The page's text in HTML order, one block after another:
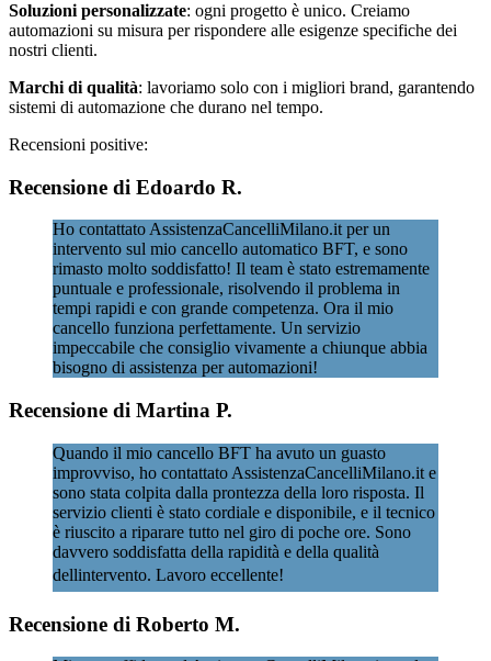
Soluzioni personalizzate: ogni progetto è unico. Creiamo
automazioni su misura per rispondere alle esigenze specifiche dei
nostri clienti.
Marchi di qualità: lavoriamo solo con i migliori brand, garantendo
sistemi di automazione che durano nel tempo.
Recensioni positive:
Recensione di Edoardo R.
Ho contattato AssistenzaCancelliMilano.it per un
intervento sul mio cancello automatico BFT, e sono
rimasto molto soddisfatto! Il team è stato estremamente
puntuale e professionale, risolvendo il problema in
tempi rapidi e con grande competenza. Ora il mio
cancello funziona perfettamente. Un servizio
impeccabile che consiglio vivamente a chiunque abbia
bisogno di assistenza per automazioni!
Recensione di Martina P.
Quando il mio cancello BFT ha avuto un guasto
improvviso, ho contattato AssistenzaCancelliMilano.it e
sono stata colpita dalla prontezza della loro risposta. Il
servizio clienti è stato cordiale e disponibile, e il tecnico
è riuscito a riparare tutto nel giro di poche ore. Sono
davvero soddisfatta della rapidità e della qualità
dellintervento. Lavoro eccellente!
Recensione di Roberto M.